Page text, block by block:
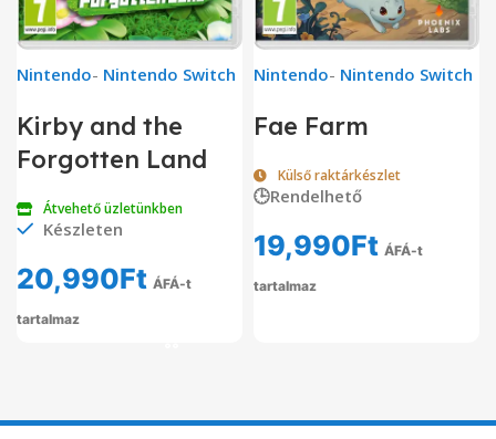
Nintendo- Nintendo Switch
Kirby and the
Forgotten Land
Átvehető üzletünkben
Készleten
20,990Ft ÁFÁ-t
tartalmaz
Nintendo- Nintendo Switch
Fae Farm
Külső raktárkészlet
🕒Rendelhető
19,990Ft ÁFÁ-t
tartalmaz